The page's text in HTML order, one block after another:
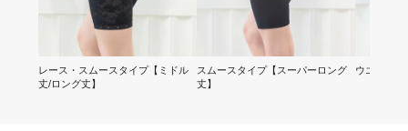
レース・スムースタイプ【ミドル
丈/ロング丈】
スムースタイプ【スーパーロング
丈】
ウエスト